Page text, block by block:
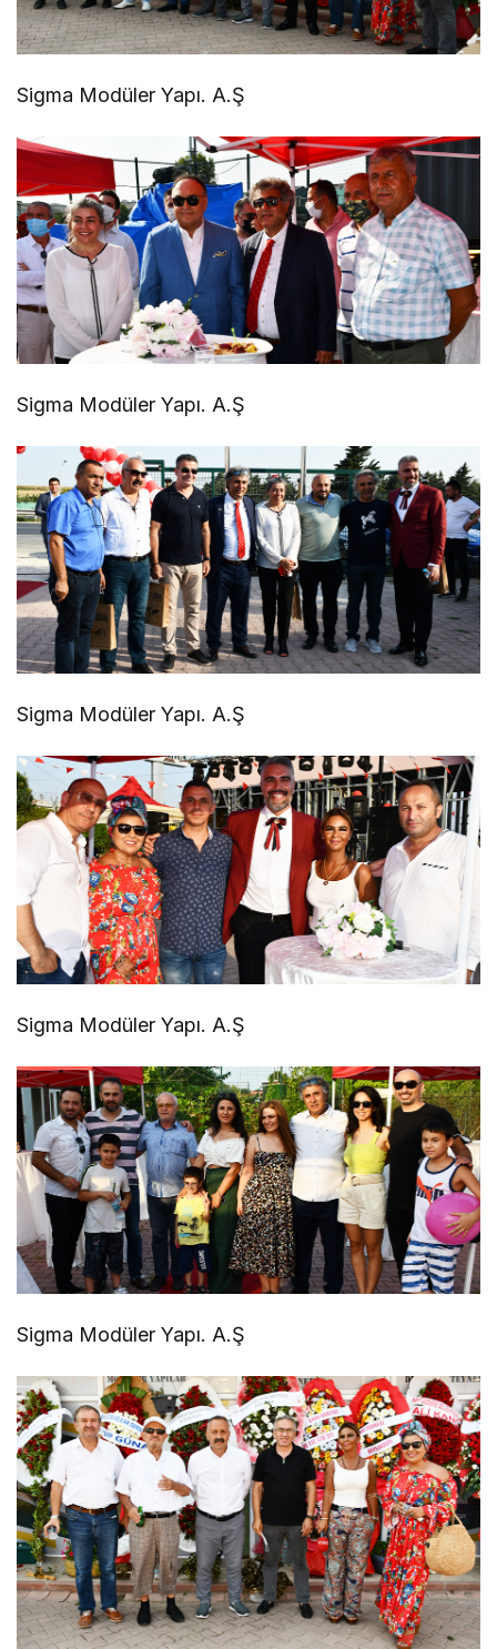
Sigma Modüler Yapı. A.Ş
Sigma Modüler Yapı. A.Ş
Sigma Modüler Yapı. A.Ş
Sigma Modüler Yapı. A.Ş
Sigma Modüler Yapı. A.Ş